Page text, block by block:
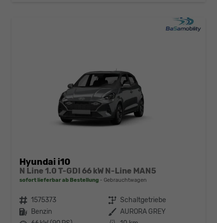
Hyundai i10
N Line 1.0 T-GDI 66 kW N-Line MAN5
sofort lieferbar ab Bestellung Gebrauchtwagen
Fahrzeugnr. 1575373 Getriebe Schaltgetriebe
Kraftstoff Benzin Außenfarbe AURORA GREY